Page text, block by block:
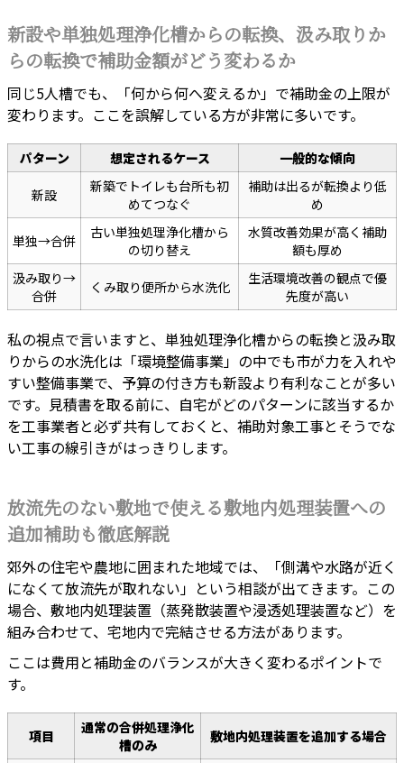
新設や単独処理浄化槽からの転換、汲み取りか
らの転換で補助金額がどう変わるか
同じ5人槽でも、「何から何へ変えるか」で補助金の上限が
変わります。ここを誤解している方が非常に多いです。
パターン 想定されるケース 一般的な傾向
新設
新築でトイレも台所も初
めてつなぐ
補助は出るが転換より低
め
単独→合併
古い単独処理浄化槽から
の切り替え
水質改善効果が高く補助
額も厚め
汲み取り→
合併
くみ取り便所から水洗化
生活環境改善の観点で優
先度が高い
私の視点で言いますと、単独処理浄化槽からの転換と汲み取
りからの水洗化は「環境整備事業」の中でも市が力を入れや
すい整備事業で、予算の付き方も新設より有利なことが多い
です。見積書を取る前に、自宅がどのパターンに該当するか
を工事業者と必ず共有しておくと、補助対象工事とそうでな
い工事の線引きがはっきりします。
放流先のない敷地で使える敷地内処理装置への
追加補助も徹底解説
郊外の住宅や農地に囲まれた地域では、「側溝や水路が近く
になくて放流先が取れない」という相談が出てきます。この
場合、敷地内処理装置（蒸発散装置や浸透処理装置など）を
組み合わせて、宅地内で完結させる方法があります。
ここは費用と補助金のバランスが大きく変わるポイントで
す。
項目
通常の合併処理浄化
槽のみ
敷地内処理装置を追加する場合